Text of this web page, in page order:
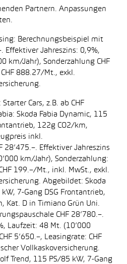
Partnern. Anpassungen
Berechnungsbeispiel mit
Effektiver Jahreszins: 0,9%,
km/Jahr), Sonderzahlung CHF
888.27/Mt., exkl.
Cars, z.B. ab CHF
Skoda Fabia Dynamic, 115
122g CO2/km,
inkl.
28’475.–. Effektiver Jahreszins
km/Jahr), Sonderzahlung:
199.–/Mt., inkl. MwSt., exkl.
Abgebildet: Skoda
7-Gang DSG Frontantrieb,
Kat. D in Timiano Grün Uni.
CHF 28’780.–.
Laufzeit: 48 Mt. (10’000
5’650.–, Leasingrate: CHF
Vollkaskoversicherung.
Trend, 115 PS/85 kW, 7-Gang